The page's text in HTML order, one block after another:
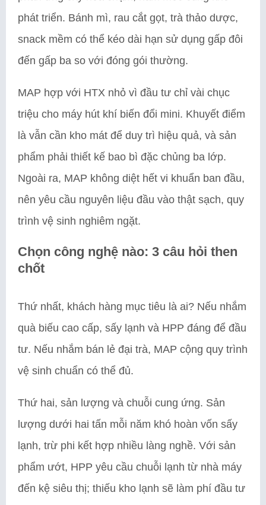
phát triển. Bánh mì, rau cắt gọt, trà thảo dược,
snack mềm có thể kéo dài hạn sử dụng gấp đôi
đến gấp ba so với đóng gói thường.
MAP hợp với HTX nhỏ vì đầu tư chỉ vài chục
triệu cho máy hút khí biến đổi mini. Khuyết điểm
là vẫn cần kho mát để duy trì hiệu quả, và sản
phẩm phải thiết kế bao bì đặc chủng ba lớp.
Ngoài ra, MAP không diệt hết vi khuẩn ban đầu,
nên yêu cầu nguyên liệu đầu vào thật sạch, quy
trình vệ sinh nghiêm ngặt.
Chọn công nghệ nào: 3 câu hỏi then
chốt
Thứ nhất, khách hàng mục tiêu là ai? Nếu nhắm
quà biếu cao cấp, sấy lạnh và HPP đáng để đầu
tư. Nếu nhắm bán lẻ đại trà, MAP cộng quy trình
vệ sinh chuẩn có thể đủ.
Thứ hai, sản lượng và chuỗi cung ứng. Sản
lượng dưới hai tấn mỗi năm khó hoàn vốn sấy
lạnh, trừ phi kết hợp nhiều làng nghề. Với sản
phẩm ướt, HPP yêu cầu chuỗi lạnh từ nhà máy
đến kệ siêu thị; thiếu kho lạnh sẽ làm phí đầu tư